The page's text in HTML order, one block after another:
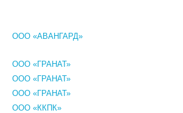
ООО «АВАНГАРД»
ООО «ГРАНАТ»
ООО «ГРАНАТ»
ООО «ГРАНАТ»
ООО «ККПК»